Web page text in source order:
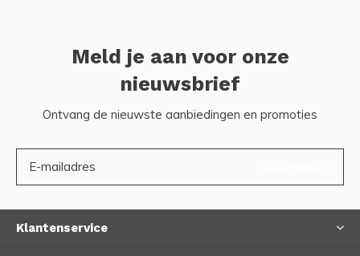
Meld je aan voor onze
nieuwsbrief
Ontvang de nieuwste aanbiedingen en promoties
Klantenservice